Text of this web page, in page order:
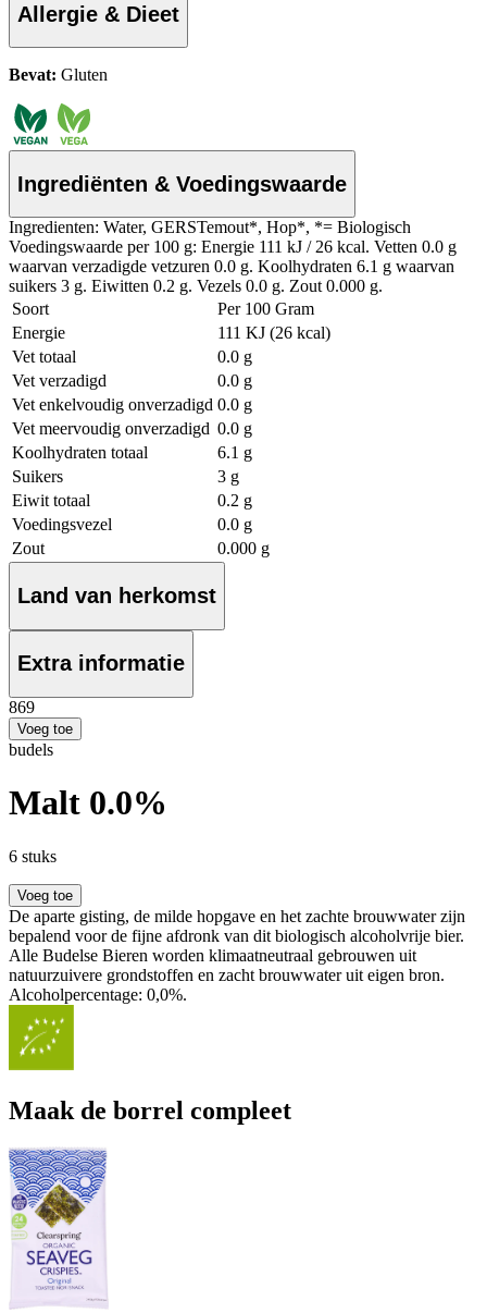
Allergie & Dieet
Bevat: Gluten
Ingrediënten & Voedingswaarde
Ingredienten: Water, GERSTemout*, Hop*, *= Biologisch
Voedingswaarde per 100 g: Energie 111 kJ / 26 kcal. Vetten 0.0 g
waarvan verzadigde vetzuren 0.0 g. Koolhydraten 6.1 g waarvan
suikers 3 g. Eiwitten 0.2 g. Vezels 0.0 g. Zout 0.000 g.
Soort
Per 100 Gram
Energie
111 KJ (26 kcal)
Vet totaal
0.0 g
Vet verzadigd
0.0 g
Vet enkelvoudig onverzadigd 0.0 g
Vet meervoudig onverzadigd 0.0 g
Koolhydraten totaal
6.1 g
Suikers
3 g
Eiwit totaal
0.2 g
Voedingsvezel
0.0 g
Zout
0.000 g
Land van herkomst
Extra informatie
869
Voeg toe
budels
Malt 0.0%
6 stuks
Voeg toe
De aparte gisting, de milde hopgave en het zachte brouwwater zijn
bepalend voor de fijne afdronk van dit biologisch alcoholvrije bier.
Alle Budelse Bieren worden klimaatneutraal gebrouwen uit
natuurzuivere grondstoffen en zacht brouwwater uit eigen bron.
Alcoholpercentage: 0,0%.
Maak de borrel compleet